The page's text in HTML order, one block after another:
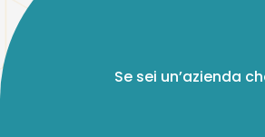
Se sei un’azienda